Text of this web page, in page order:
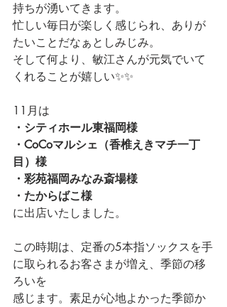
持ちが湧いてきます。
忙しい毎日が楽しく感じられ、ありが
たいことだなぁとしみじみ。
そして何より、敏江さんが元気でいて
くれることが嬉しい✨✨
11月は
・シティホール東福岡様
・CoCoマルシェ（香椎えきマチ一丁
目）様
・彩苑福岡みなみ斎場様
・たからばこ様
に出店いたしました。
この時期は、定番の5本指ソックスを手
に取られるお客さまが増え、季節の移
ろいを
感じます。素足が心地よかった季節か